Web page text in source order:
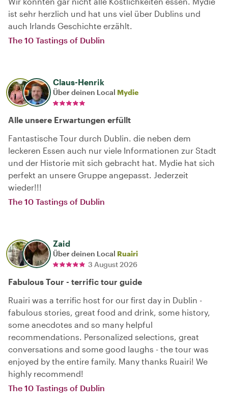
ist sehr herzlich und hat uns viel über Dublins und
auch Irlands Geschichte erzählt.
The 10 Tastings of Dublin
Claus-Henrik
Über deinen Local Mydie
Alle unsere Erwartungen erfüllt
Fantastische Tour durch Dublin. die neben dem
leckeren Essen auch nur viele Informationen zur Stadt
und der Historie mit sich gebracht hat. Mydie hat sich
perfekt an unsere Gruppe angepasst. Jederzeit
wieder!!!
The 10 Tastings of Dublin
Zaid
Über deinen Local Ruairi
3 August 2026
Fabulous Tour - terrific tour guide
Ruairi was a terrific host for our first day in Dublin -
fabulous stories, great food and drink, some history,
some anecdotes and so many helpful
recommendations. Personalized selections, great
conversations and some good laughs - the tour was
enjoyed by the entire family. Many thanks Ruairi! We
highly recommend!
The 10 Tastings of Dublin